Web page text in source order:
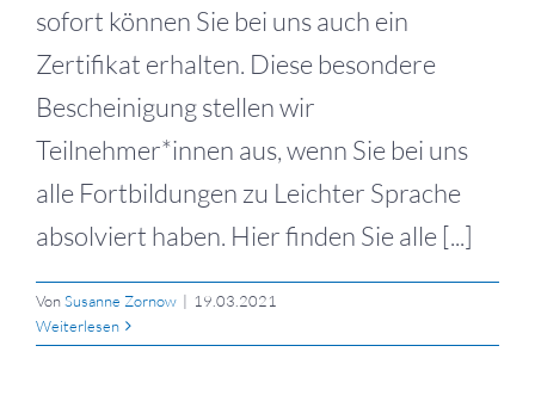
sofort können Sie bei uns auch ein
Zertifikat erhalten. Diese besondere
Bescheinigung stellen wir
Teilnehmer*innen aus, wenn Sie bei uns
alle Fortbildungen zu Leichter Sprache
absolviert haben. Hier finden Sie alle [...]
VonSusanne Zornow | 19.03.2021
Weiterlesen